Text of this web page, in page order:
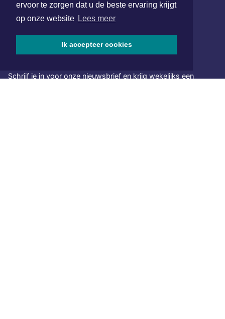
ervoor te zorgen dat u de beste ervaring krijgt
op onze website Lees meer
Ik accepteer cookies
SOCIAL MEDIA
NIEUWSBRIEF AANMELDEN
Schrijf je in voor onze nieuwsbrief en krijg wekelijks een